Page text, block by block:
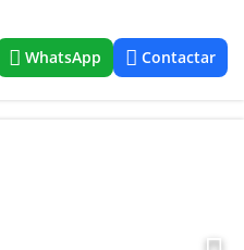
WhatsApp Contactar